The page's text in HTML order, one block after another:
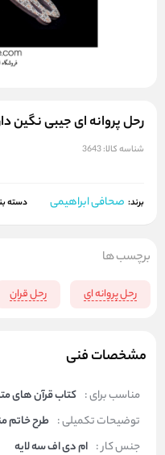
رحل پروانه ای جیبی نگین
شناسه کالا:3643
برند: صحافی ابراهیمی دسته
مشخصات فنی
مناسب برای : کتاب قرآن های
توضیحات تکمیلی : طرح خاتم
جنس کار : ام دی اف سه لایه
برچسب ها
رحل پروانه ای رحل قران